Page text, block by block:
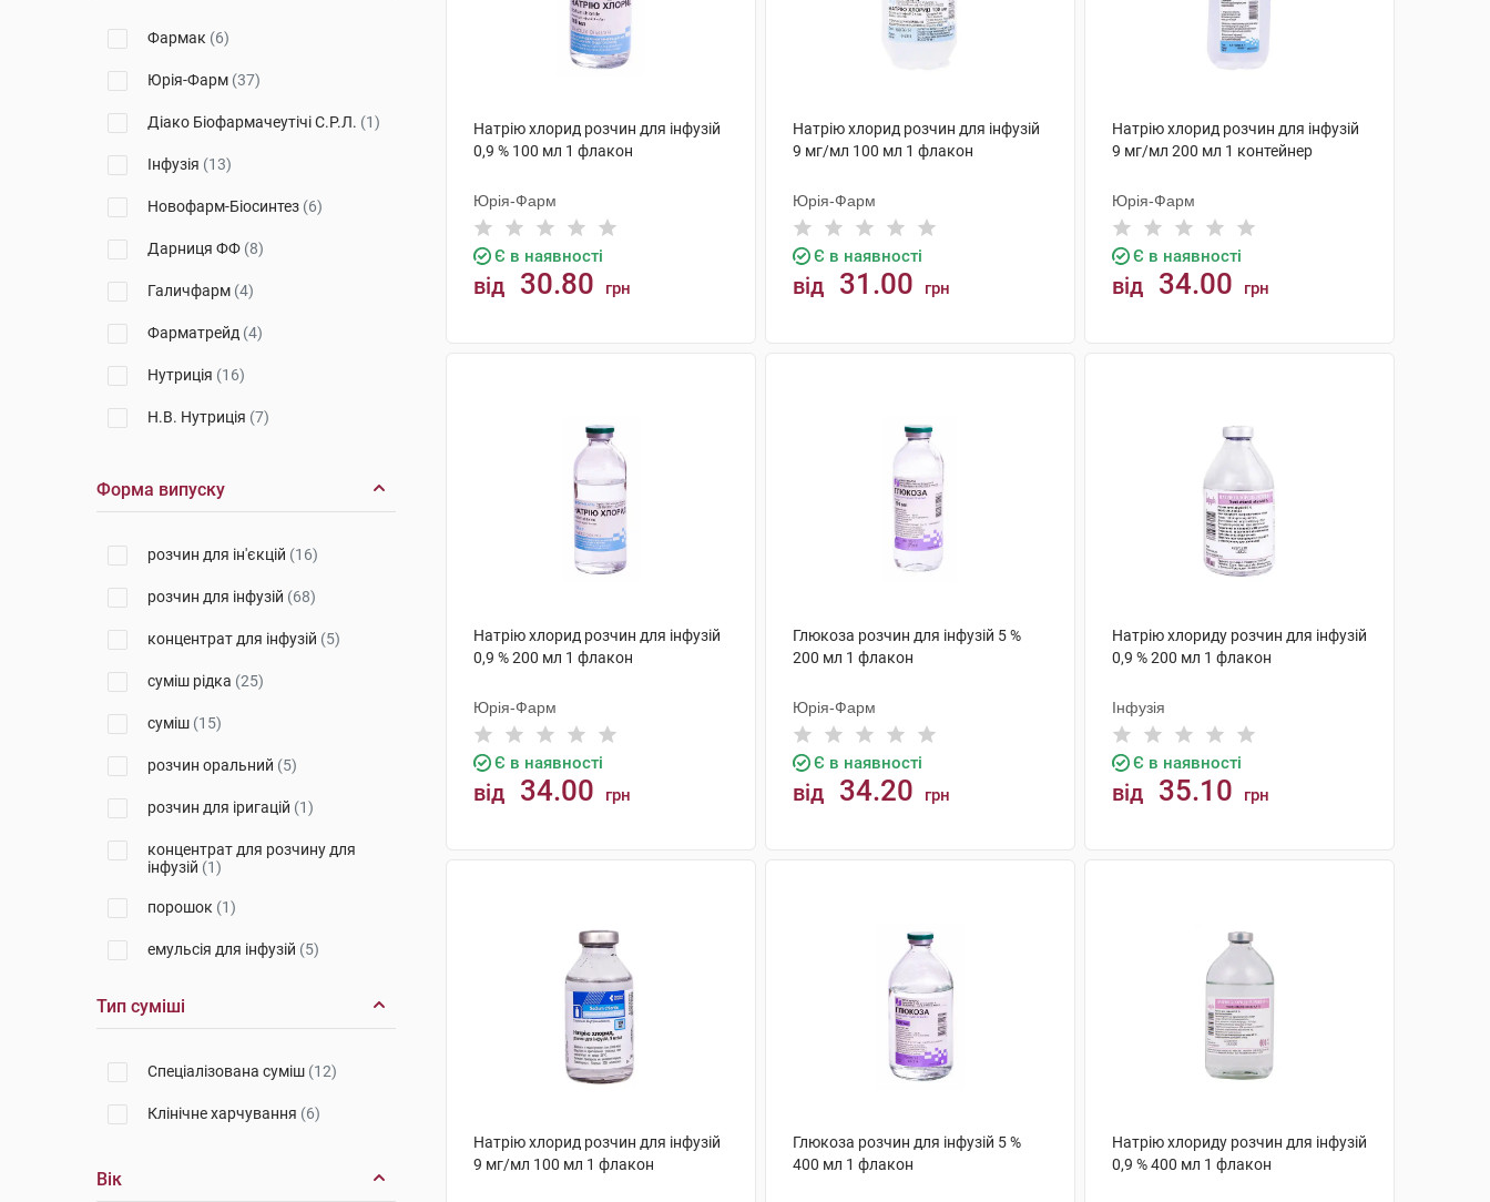
Фармак (6)
Юрія-Фарм (37)
Діако Біофармачеутічі С.Р.Л. (1)
Інфузія (13)
Новофарм-Біосинтез (6)
Дарниця ФФ (8)
Галичфарм (4)
Фарматрейд (4)
Нутриція (16)
Н.В. Нутриція (7)
Нутріхем Дієт + Фарма
Компані Лтд(1)
Шонен(1)
Фармідея(1)
Форма випуску
розчин для ін'єкцій (16)
розчин для інфузій (68)
концентрат для інфузій (5)
суміш рідка (25)
суміш (15)
розчин оральний (5)
розчин для іригацій (1)
концентрат для розчину для
інфузій (1)
порошок (1)
емульсія для інфузій (5)
Тип суміші
Спеціалізована суміш (12)
Клінічне харчування (6)
Вік
Натрію хлорид розчин для інфузій
0,9 % 100 мл 1 флакон
Юрія-Фарм
Є в наявності
від 30.80 грн
Натрію хлорид розчин для інфузій
9 мг/мл 100 мл 1 флакон
Юрія-Фарм
Є в наявності
від 31.00 грн
Натрію хлорид розчин для інфузій
9 мг/мл 200 мл 1 контейнер
Юрія-Фарм
Є в наявності
від 34.00 грн
Натрію хлорид розчин для інфузій
0,9 % 200 мл 1 флакон
Юрія-Фарм
Є в наявності
від 34.00 грн
Глюкоза розчин для інфузій 5 %
200 мл 1 флакон
Юрія-Фарм
Є в наявності
від 34.20 грн
Натрію хлориду розчин для інфузій
0,9 % 200 мл 1 флакон
Інфузія
Є в наявності
від 35.10 грн
Натрію хлорид розчин для інфузій
9 мг/мл 100 мл 1 флакон
Глюкоза розчин для інфузій 5 %
400 мл 1 флакон
Натрію хлориду розчин для інфузій
0,9 % 400 мл 1 флакон